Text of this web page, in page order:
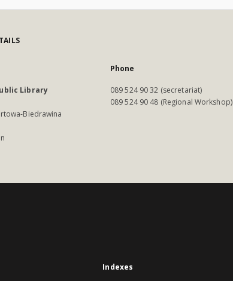
Library
Biedrawina
Phone
089 524 90 32 (secretariat)
089 524 90 48 (Regional Workshop)
Indexes